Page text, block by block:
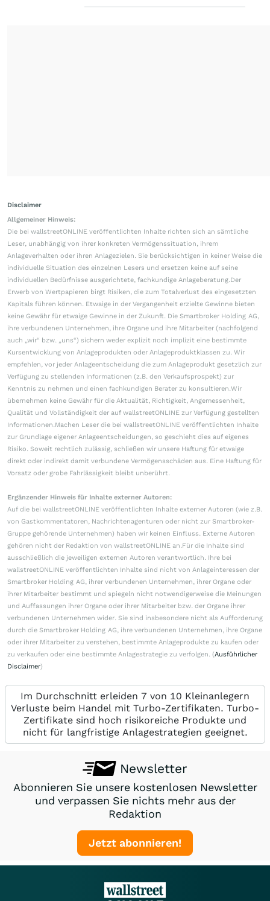
Disclaimer
Allgemeiner Hinweis:
Die bei wallstreetONLINE veröffentlichten Inhalte richten sich an sämtliche
Leser, unabhängig von ihrer konkreten Vermögenssituation, ihrem
Anlageverhalten oder ihren Anlagezielen. Sie berücksichtigen in keiner Weise die
individuelle Situation des einzelnen Lesers und ersetzen keine auf seine
individuellen Bedürfnisse ausgerichtete, fachkundige Anlageberatung.Der
Erwerb von Wertpapieren birgt Risiken, die zum Totalverlust des eingesetzten
Kapitals führen können. Etwaige in der Vergangenheit erzielte Gewinne bieten
keine Gewähr für etwaige Gewinne in der Zukunft. Die Smartbroker Holding AG,
ihre verbundenen Unternehmen, ihre Organe und ihre Mitarbeiter (nachfolgend
auch „wir“ bzw. „uns“) sichern weder explizit noch implizit eine bestimmte
Kursentwicklung von Anlageprodukten oder Anlageproduktklassen zu. Wir
empfehlen, vor jeder Anlageentscheidung die zum Anlageprodukt gesetzlich zur
Verfügung zu stellenden Informationen (z.B. den Verkaufsprospekt) zur
Kenntnis zu nehmen und einen fachkundigen Berater zu konsultieren.Wir
übernehmen keine Gewähr für die Aktualität, Richtigkeit, Angemessenheit,
Qualität und Vollständigkeit der auf wallstreetONLINE zur Verfügung gestellten
Informationen.Machen Leser die bei wallstreetONLINE veröffentlichten Inhalte
zur Grundlage eigener Anlageentscheidungen, so geschieht dies auf eigenes
Risiko. Soweit rechtlich zulässig, schließen wir unsere Haftung für etwaige
direkt oder indirekt damit verbundene Vermögensschäden aus. Eine Haftung für
Vorsatz oder grobe Fahrlässigkeit bleibt unberührt.
Ergänzender Hinweis für Inhalte externer Autoren:
Auf die bei wallstreetONLINE veröffentlichten Inhalte externer Autoren (wie z.B.
von Gastkommentatoren, Nachrichtenagenturen oder nicht zur Smartbroker-
Gruppe gehörende Unternehmen) haben wir keinen Einfluss. Externe Autoren
gehören nicht der Redaktion von wallstreetONLINE an.Für die Inhalte sind
ausschließlich die jeweiligen externen Autoren verantwortlich. Ihre bei
wallstreetONLINE veröffentlichten Inhalte sind nicht von Anlageinteressen der
Smartbroker Holding AG, ihrer verbundenen Unternehmen, ihrer Organe oder
ihrer Mitarbeiter bestimmt und spiegeln nicht notwendigerweise die Meinungen
und Auffassungen ihrer Organe oder ihrer Mitarbeiter bzw. der Organe ihrer
verbundenen Unternehmen wider. Sie sind insbesondere nicht als Aufforderung
durch die Smartbroker Holding AG, ihre verbundenen Unternehmen, ihre Organe
oder ihrer Mitarbeiter zu verstehen, bestimmte Anlageprodukte zu kaufen oder
zu verkaufen oder eine bestimmte Anlagestrategie zu verfolgen. (Ausführlicher
Disclaimer)
Im Durchschnitt erleiden 7 von 10 Kleinanlegern
Verluste beim Handel mit Turbo-Zertifikaten. Turbo-
Zertifikate sind hoch risikoreiche Produkte und
nicht für langfristige Anlagestrategien geeignet.
Newsletter
Abonnieren Sie unsere kostenlosen Newsletter
und verpassen Sie nichts mehr aus der
Redaktion
Jetzt abonnieren!